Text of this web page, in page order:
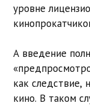
уровне
А введение
как следствие,
кино. В таком